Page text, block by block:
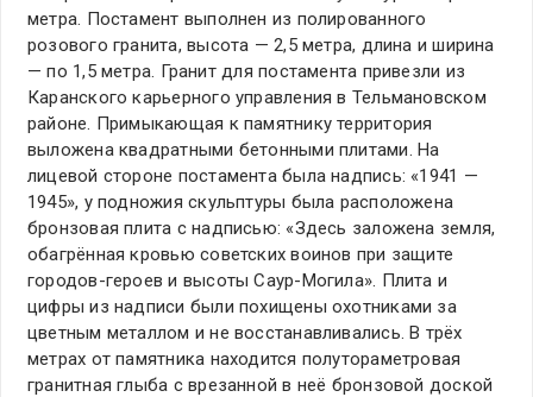
метра. Постамент выполнен из полированного
розового гранита, высота — 2,5 метра, длина и ширина
— по 1,5 метра. Гранит для постамента привезли из
Каранского карьерного управления в Тельмановском
районе. Примыкающая к памятнику территория
выложена квадратными бетонными плитами. На
лицевой стороне постамента была надпись: «1941 —
1945», у подножия скульптуры была расположена
бронзовая плита с надписью: «Здесь заложена земля,
обагрённая кровью советских воинов при защите
городов-героев и высоты Саур-Могила». Плита и
цифры из надписи были похищены охотниками за
цветным металлом и не восстанавливались. В трёх
метрах от памятника находится полутораметровая
гранитная глыба с врезанной в неё бронзовой доской